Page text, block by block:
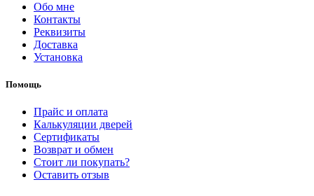
Обо мне
Контакты
Реквизиты
Доставка
Установка
Помощь
Прайс и оплата
Калькуляции дверей
Сертификаты
Возврат и обмен
Стоит ли покупать?
Оставить отзыв